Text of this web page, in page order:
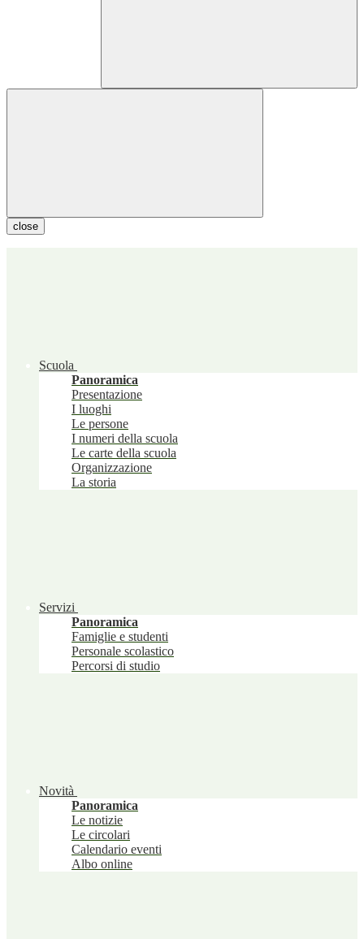
close
Scuola
Panoramica
Presentazione
I luoghi
Le persone
I numeri della scuola
Le carte della scuola
Organizzazione
La storia
Servizi
Panoramica
Famiglie e studenti
Personale scolastico
Percorsi di studio
Novità
Panoramica
Le notizie
Le circolari
Calendario eventi
Albo online